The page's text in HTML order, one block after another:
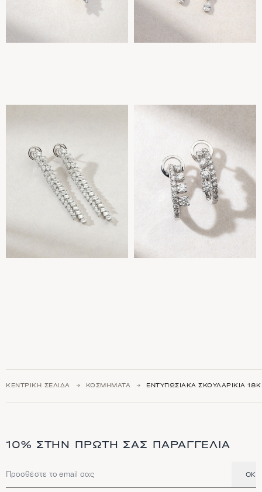
ΚΕΝΤΡΙΚΉ ΣΕΛΊΔΑ ΚΟΣΜΉΜΑΤΑ ΕΝΤΥΠΩΣΙΑΚΆ ΣΚΟΥΛΑΡΊΚΙΑ
10% ΣΤΗΝ ΠΡΏΤΗ ΣΑΣ ΠΑΡΑΓΓΕΛΊΑ
Διεύθυνση email OK